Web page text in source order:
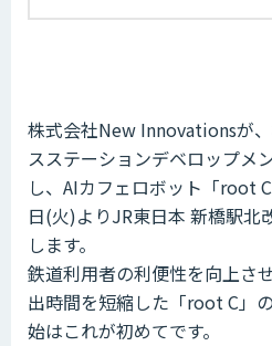
株式会社New Innovationsが
スステーションデベロップメ
し、AIカフェロボット「root
日(火)よりJR東日本 新橋駅北
します。
鉄道利用者の利便性を向上さ
出時間を短縮した「root C」
始はこれが初めてです。